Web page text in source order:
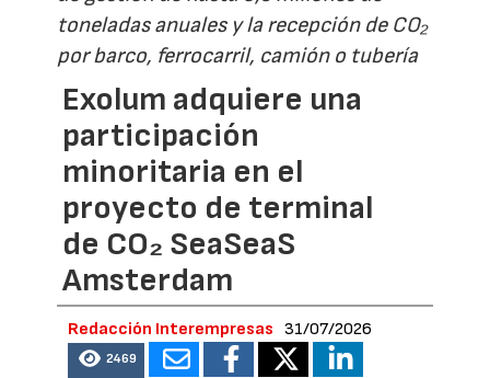
toneladas anuales y la recepción de CO₂
por barco, ferrocarril, camión o tubería
Exolum adquiere una
participación
minoritaria en el
proyecto de terminal
de CO₂ SeaSeaS
Amsterdam
Redacción Interempresas 31/07/2026
2469